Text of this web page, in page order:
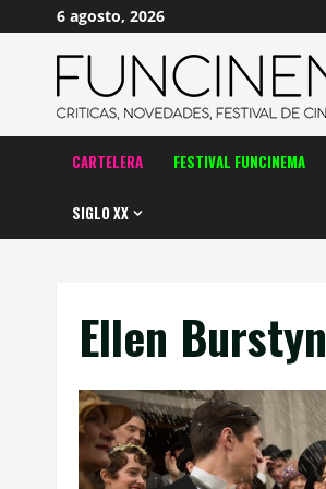
contenido
6 agosto, 2026
CARTELERA FESTIVAL FUNCINEMA
SIGLO XX
Ellen Burstyn